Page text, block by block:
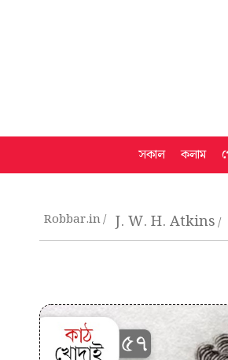
সকাল কলাম
Robbar.in J. W. H. Atkins